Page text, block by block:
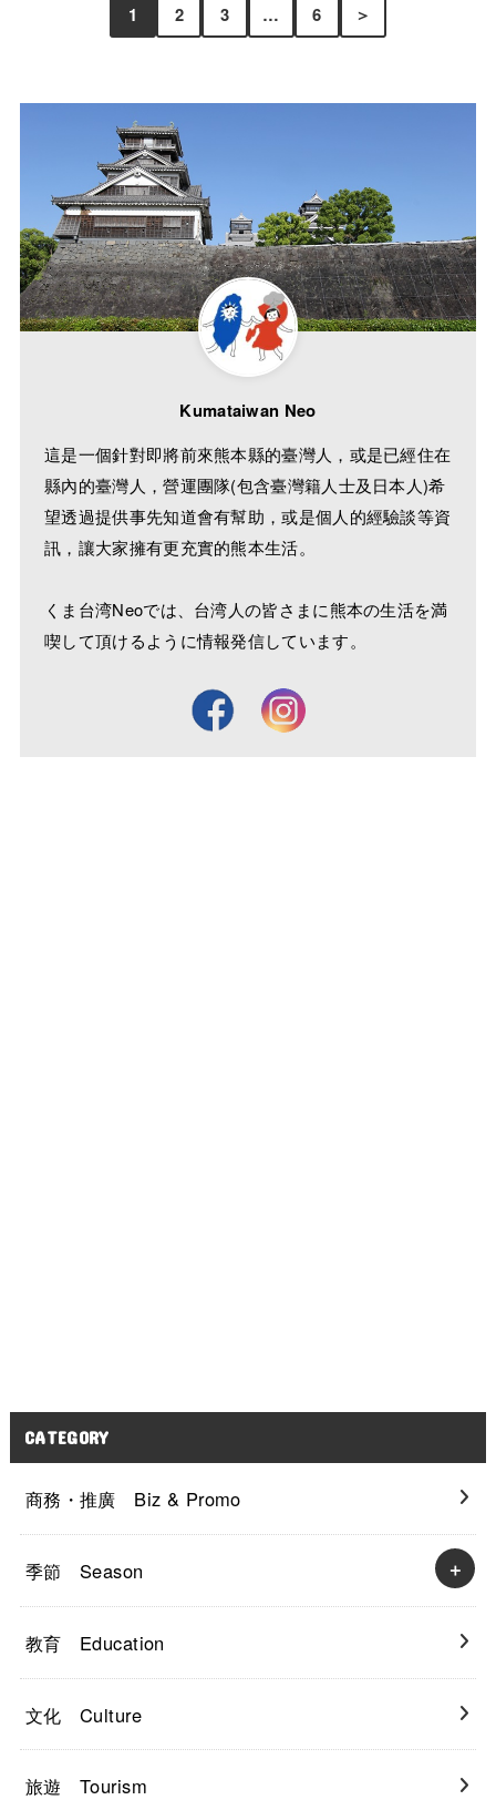
1 2 3 … 6 ＞
Kumataiwan Neo
這是一個針對即將前來熊本縣的臺灣人，或是已經住在
縣內的臺灣人，營運團隊(包含臺灣籍人士及日本人)希
望透過提供事先知道會有幫助，或是個人的經驗談等資
訊，讓大家擁有更充實的熊本生活。
くま台湾Neoでは、台湾人の皆さまに熊本の生活を満
喫して頂けるように情報発信しています。
CATEGORY
商務・推廣 Biz & Promo
季節 Season
教育 Education
文化 Culture
旅遊 Tourism